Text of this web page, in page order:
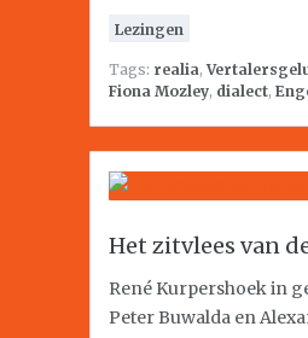
Lezingen
Tags: realia,
Fiona Mozley, dialect,
Het zitvlees van
René Kurpershoek in
Peter Buwalda en